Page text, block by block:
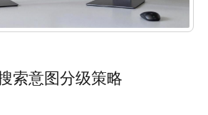
索意图分级策略